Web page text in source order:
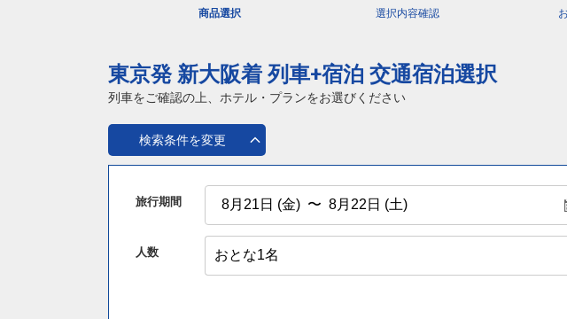
商品選択 選択内容確認
東京発 新大阪着 列車+宿泊 交通宿泊選択
列車をご確認の上、ホテル・プランをお選びください
検索条件を変更
旅行期間
人数